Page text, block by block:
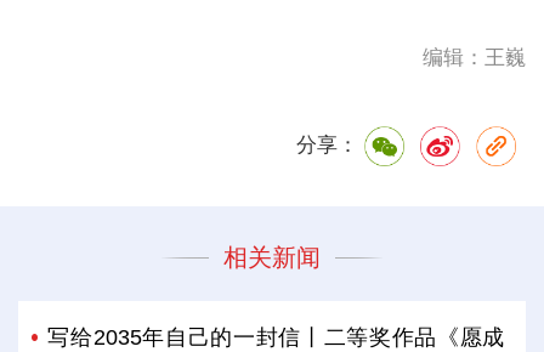
编辑：王巍
分享：
相关新闻
写给2035年自己的一封信丨二等奖作品《愿成